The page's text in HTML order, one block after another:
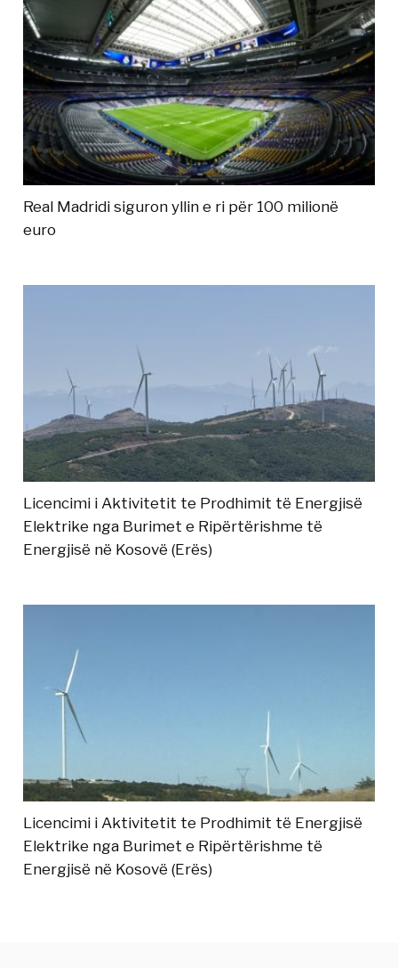
Real Madridi siguron yllin e ri për 100 milionë
euro
Licencimi i Aktivitetit te Prodhimit të Energjisë
Elektrike nga Burimet e Ripërtërishme të
Energjisë në Kosovë (Erës)
Licencimi i Aktivitetit te Prodhimit të Energjisë
Elektrike nga Burimet e Ripërtërishme të
Energjisë në Kosovë (Erës)